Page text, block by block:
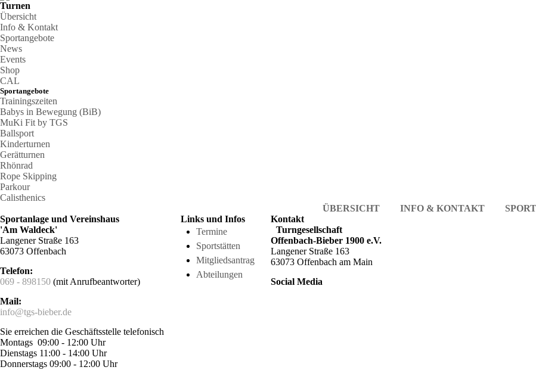
Turnen
Übersicht
Info & Kontakt
Sportangebote
News
Events
Shop
CAL
Sportangebote
Trainingszeiten
Babys in Bewegung (BiB)
MuKi Fit by TGS
Ballsport
Kinderturnen
Gerätturnen
Rhönrad
Rope Skipping
Parkour
Calisthenics
ÜBERSICHT
INFO & KONTAKT
Sportanlage und Vereinshaus
'Am Waldeck'
Langener Straße 163
63073 Offenbach
Telefon:
069 - 898150 (mit Anrufbeantworter)
Mail:
info@tgs-bieber.de
Sie erreichen die Geschäftsstelle telefonisch
Montags 09:00 - 12:00 Uhr
Dienstags 11:00 - 14:00 Uhr
Donnerstags 09:00 - 12:00 Uhr
Links und Infos
Termine
Sportstätten
Mitgliedsantrag
Abteilungen
Kontakt
Turngesellschaft
Offenbach-Bieber 1900 e.V.
Langener Straße 163
63073 Offenbach am Main
Social Media